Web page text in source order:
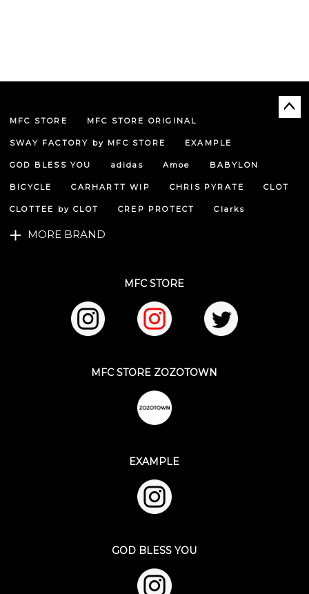
MFC STORE MFC STORE ORIGINAL
SWAY FACTORY by MFC STORE EXAMPLE
GOD BLESS YOU adidas Amoe BABYLON
BICYCLE CARHARTT WIP CHRIS PYRATE CLOT
CLOTTEE by CLOT CREP PROTECT Clarks
MORE BRAND
MFC STORE
MFC STORE ZOZOTOWN
EXAMPLE
GOD BLESS YOU